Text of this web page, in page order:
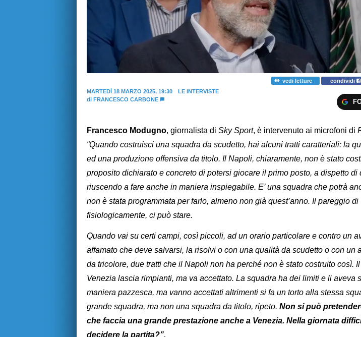
vedi letture condividi
MARTEDÌ 18 MARZO 2025, 19:30
LE INTERVISTE
di FRANCESCO CARBONE
Francesco Modugno, giornalista di Sky Sport, è intervenuto ai microfoni di
“Quando costruisci una squadra da scudetto, hai alcuni tratti caratteriali: la
ed una produzione offensiva da titolo. Il Napoli, chiaramente, non è stato
proposito dichiarato e concreto di potersi giocare il primo posto, a dispetto di
riuscendo a fare anche in maniera inspiegabile. E’ una squadra che potrà
non è stata programmata per farlo, almeno non già quest’anno. Il pareggio di
fisiologicamente, ci può stare.
Quando vai su certi campi, così piccoli, ad un orario particolare e contro un
affamato che deve salvarsi, la risolvi o con una qualità da scudetto o con un
da tricolore, due tratti che il Napoli non ha perché non è stato costruito così.
Venezia lascia rimpianti, ma va accettato. La squadra ha dei limiti e li aveva
maniera pazzesca, ma vanno accettati altrimenti si fa un torto alla stessa
grande squadra, ma non una squadra da titolo, ripeto. Non si può
che faccia una grande prestazione anche a Venezia. Nella giornata
decidere la partita?”.